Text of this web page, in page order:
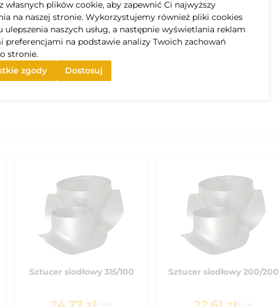
Sztucer siodłowy 315/100 Sztucer siodłowy 200/200
własnych plików cookie, aby zapewnić Ci najwyższy
na naszej stronie. Wykorzystujemy również pliki cookies
naszych usług, a następnie wyświetlania reklam
preferencjami na podstawie analizy Twoich zachowań
stronie.
zgody
Dostosuj